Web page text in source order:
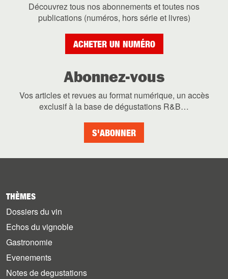
Découvrez tous nos abonnements et toutes nos
publications (numéros, hors série et livres)
ACHETER UN NUMÉRO
Abonnez-vous
Vos articles et revues au format numérique, un accès
exclusif à la base de dégustations R&B…
S'ABONNER
THÈMES
Dossiers du vin
Echos du vignoble
Gastronomie
Evenements
Notes de degustations